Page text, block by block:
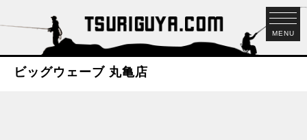
MENU
ビッグウェーブ 丸亀店